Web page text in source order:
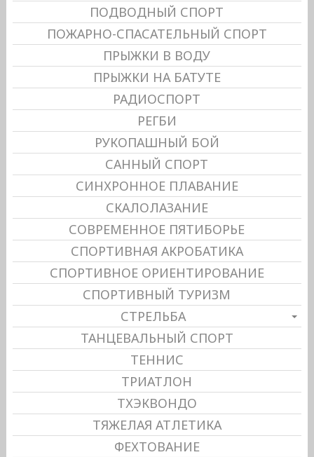
ПОДВОДНЫЙ СПОРТ
ПОЖАРНО-СПАСАТЕЛЬНЫЙ СПОРТ
ПРЫЖКИ В ВОДУ
ПРЫЖКИ НА БАТУТЕ
РАДИОСПОРТ
РЕГБИ
РУКОПАШНЫЙ БОЙ
САННЫЙ СПОРТ
СИНХРОННОЕ ПЛАВАНИЕ
СКАЛОЛАЗАНИЕ
СОВРЕМЕННОЕ ПЯТИБОРЬЕ
СПОРТИВНАЯ АКРОБАТИКА
СПОРТИВНОЕ ОРИЕНТИРОВАНИЕ
СПОРТИВНЫЙ ТУРИЗМ
СТРЕЛЬБА
ТАНЦЕВАЛЬНЫЙ СПОРТ
ТЕННИС
ТРИАТЛОН
ТХЭКВОНДО
ТЯЖЕЛАЯ АТЛЕТИКА
ФЕХТОВАНИЕ